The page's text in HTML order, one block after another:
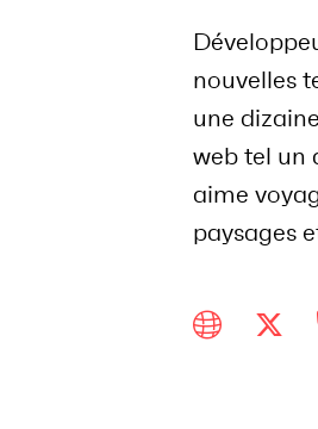
nouvelles
une
web tel un
aime
paysages